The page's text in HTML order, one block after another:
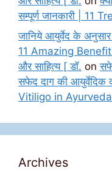
सम्पूर्ण जानकारी | 11
जानिये आयुर्वेद के अनुसार
11 Amazing
और साहित्य [ डॉ. on
सफेद दाग की
Vitiligo in
Archives